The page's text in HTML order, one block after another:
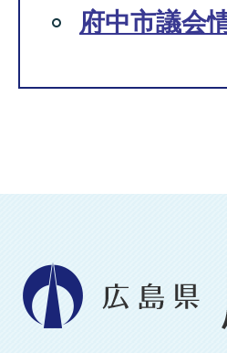
府中市議会
広
島
県